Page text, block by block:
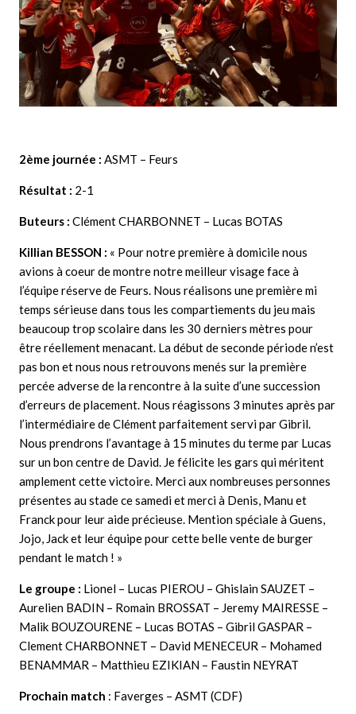
2ème journée : ASMT – Feurs
Résultat : 2-1
Buteurs : Clément CHARBONNET – Lucas BOTAS
Killian BESSON : « Pour notre première à domicile nous
avions à coeur de montre notre meilleur visage face à
l’équipe réserve de Feurs. Nous réalisons une première mi
temps sérieuse dans tous les compartiements du jeu mais
beaucoup trop scolaire dans les 30 derniers mètres pour
être réellement menacant. La début de seconde période n’est
pas bon et nous nous retrouvons menés sur la première
percée adverse de la rencontre à la suite d’une succession
d’erreurs de placement. Nous réagissons 3 minutes après par
l’intermédiaire de Clément parfaitement servi par Gibril.
Nous prendrons l’avantage à 15 minutes du terme par Lucas
sur un bon centre de David. Je félicite les gars qui méritent
amplement cette victoire. Merci aux nombreuses personnes
présentes au stade ce samedi et merci à Denis, Manu et
Franck pour leur aide précieuse. Mention spéciale à Guens,
Jojo, Jack et leur équipe pour cette belle vente de burger
pendant le match ! »
Le groupe : Lionel – Lucas PIEROU – Ghislain SAUZET –
Aurelien BADIN – Romain BROSSAT – Jeremy MAIRESSE –
Malik BOUZOURENE – Lucas BOTAS – Gibril GASPAR –
Clement CHARBONNET – David MENECEUR – Mohamed
BENAMMAR – Matthieu EZIKIAN – Faustin NEYRAT
Prochain match : Faverges – ASMT (CDF)